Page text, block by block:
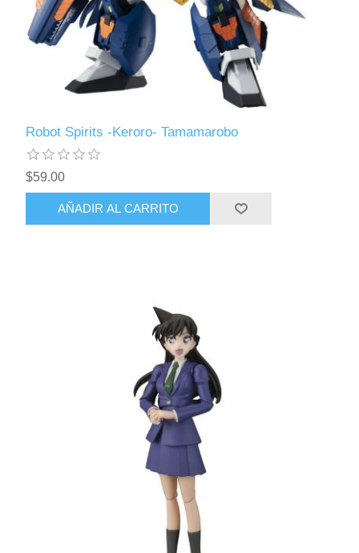
Robot Spirits -Keroro- Tamamarobo
$59.00
AÑADIR AL CARRITO